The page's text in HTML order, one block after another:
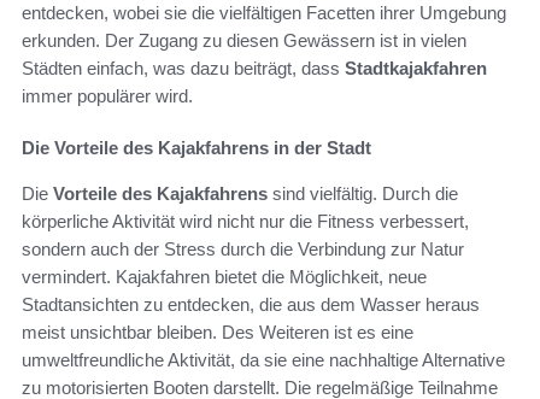
entdecken, wobei sie die vielfältigen Facetten ihrer Umgebung
erkunden. Der Zugang zu diesen Gewässern ist in vielen
Städten einfach, was dazu beiträgt, dass Stadtkajakfahren
immer populärer wird.
Die Vorteile des Kajakfahrens in der Stadt
Die Vorteile des Kajakfahrens sind vielfältig. Durch die
körperliche Aktivität wird nicht nur die Fitness verbessert,
sondern auch der Stress durch die Verbindung zur Natur
vermindert. Kajakfahren bietet die Möglichkeit, neue
Stadtansichten zu entdecken, die aus dem Wasser heraus
meist unsichtbar bleiben. Des Weiteren ist es eine
umweltfreundliche Aktivität, da sie eine nachhaltige Alternative
zu motorisierten Booten darstellt. Die regelmäßige Teilnahme